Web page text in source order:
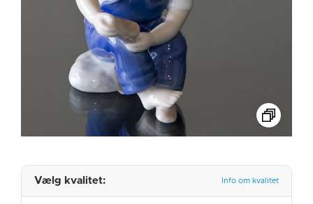
Vælg kvalitet: Info om kvalitet